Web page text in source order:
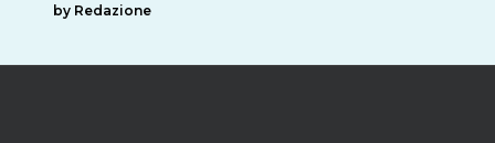
by Redazione